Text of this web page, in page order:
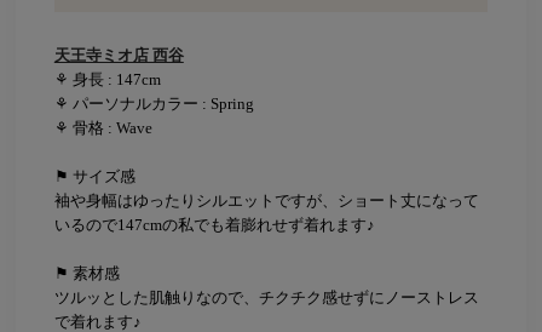
天王寺ミオ店 西谷
⚘ 身長 : 147cm
⚘ パーソナルカラー : Spring
⚘ 骨格 : Wave
⚑ サイズ感
袖や身幅はゆったりシルエットですが、ショート丈になって
いるので147cmの私でも着膨れせず着れます♪
⚑ 素材感
ツルッとした肌触りなので、チクチク感せずにノーストレス
で着れます♪